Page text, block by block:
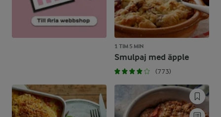
1 TIM 5 MIN
Smulpaj med äpple
(773)